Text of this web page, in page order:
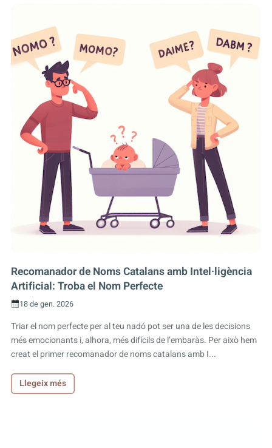
Recomanador de Noms Catalans amb Intel·ligència
Artificial: Troba el Nom Perfecte
18 de gen. 2026
Triar el nom perfecte per al teu nadó pot ser una de les decisions
més emocionants i, alhora, més difícils de l’embaràs. Per això hem
creat el primer recomanador de noms catalans amb I...
Llegeix més